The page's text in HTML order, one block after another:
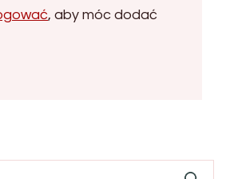
, aby móc dodać